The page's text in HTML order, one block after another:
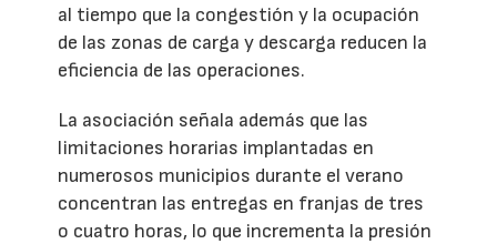
al tiempo que la congestión y la ocupación
de las zonas de carga y descarga reducen la
eficiencia de las operaciones.
La asociación señala además que las
limitaciones horarias implantadas en
numerosos municipios durante el verano
concentran las entregas en franjas de tres
o cuatro horas, lo que incrementa la presión